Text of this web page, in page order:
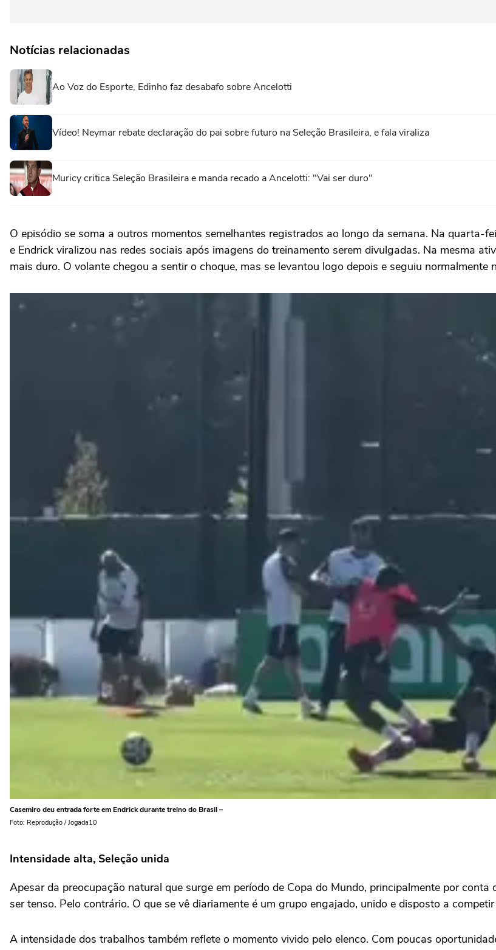
Notícias relacionadas
Ao Voz do Esporte, Edinho faz desabafo sobre Ancelotti
Vídeo! Neymar rebate declaração do pai sobre futuro na Seleção Brasileira, e fala viraliza
Muricy critica Seleção Brasileira e manda recado a Ancelotti: "Vai ser duro"
O episódio se soma a outros momentos semelhantes registrados ao longo da semana. Na quarta-
e Endrick viralizou nas redes sociais após imagens do treinamento serem divulgadas. Na mesma
mais duro. O volante chegou a sentir o choque, mas se levantou logo depois e seguiu normalmente
Casemiro deu entrada forte em Endrick durante treino do Brasil –
Foto: Reprodução / Jogada10
Intensidade alta, Seleção unida
Apesar da preocupação natural que surge em período de Copa do Mundo, principalmente por
ser tenso. Pelo contrário. O que se vê diariamente é um grupo engajado, unido e disposto a
A intensidade dos trabalhos também reflete o momento vivido pelo elenco. Com poucas